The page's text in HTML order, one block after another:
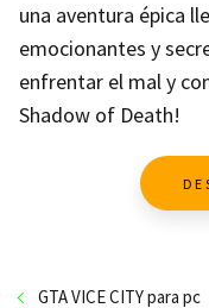
una aventura épica
emocionantes y
enfrentar el mal y
Shadow of Death!
GTA VICE CITY para pc